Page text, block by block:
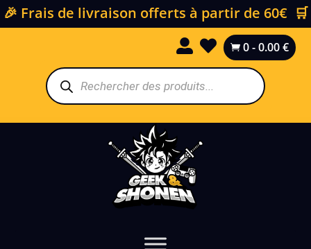
🎉 Frais de livraison offerts à partir de 60€ 🛒
   0-0.00€
Recherche
de
produits